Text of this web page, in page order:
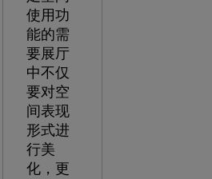
使用功
能的需
要展厅
中不仅
要对空
间表现
形式进
行美
化，更